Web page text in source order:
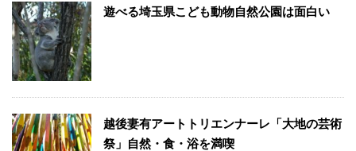
遊べる埼玉県こども動物自然公園は面白い
越後妻有アートトリエンナーレ「大地の芸術
祭」自然・食・浴を満喫